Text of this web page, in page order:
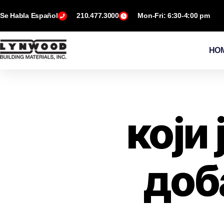
Se Habla Español 210.477.3000 Mon-Fri: 6:30-4:00 pm